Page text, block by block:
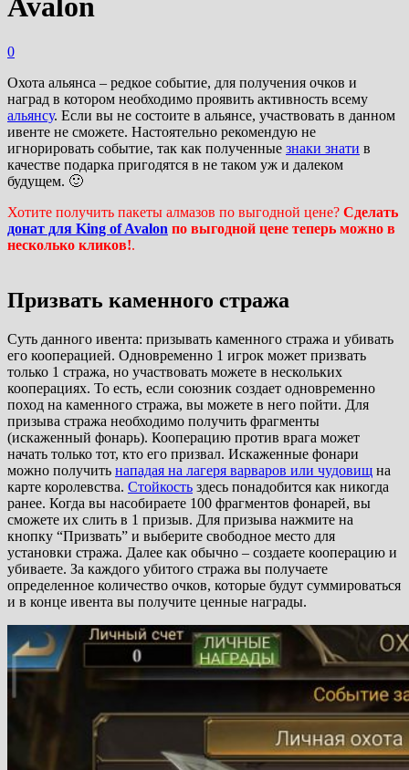
Avalon
0
Охота альянса – редкое событие, для получения очков и
наград в котором необходимо проявить активность всему
альянсу. Если вы не состоите в альянсе, участвовать в данном
ивенте не сможете. Настоятельно рекомендую не
игнорировать событие, так как полученные знаки знати в
качестве подарка пригодятся в не таком уж и далеком
будущем. 🙂
Хотите получить пакеты алмазов по выгодной цене? Сделать
донат для King of Avalon по выгодной цене теперь можно в
несколько кликов!.
Призвать каменного стража
Суть данного ивента: призывать каменного стража и убивать
его кооперацией. Одновременно 1 игрок может призвать
только 1 стража, но участвовать можете в нескольких
кооперациях. То есть, если союзник создает одновременно
поход на каменного стража, вы можете в него пойти. Для
призыва стража необходимо получить фрагменты
(искаженный фонарь). Кооперацию против врага может
начать только тот, кто его призвал. Искаженные фонари
можно получить нападая на лагеря варваров или чудовищ на
карте королевства. Стойкость здесь понадобится как никогда
ранее. Когда вы насобираете 100 фрагментов фонарей, вы
сможете их слить в 1 призыв. Для призыва нажмите на
кнопку “Призвать” и выберите свободное место для
установки стража. Далее как обычно – создаете кооперацию и
убиваете. За каждого убитого стража вы получаете
определенное количество очков, которые будут суммироваться
и в конце ивента вы получите ценные награды.